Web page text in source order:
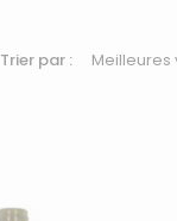
Trier par :